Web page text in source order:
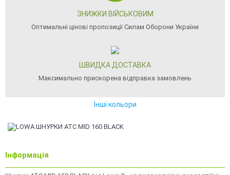
ЗНИЖКИ ВІЙСЬКОВИМ
Оптимальні цінові пропозиції Силам Оборони України
ШВИДКА ДОСТАВКА
Максимально прискорена відправка замовлень
Інші кольори
Інформація